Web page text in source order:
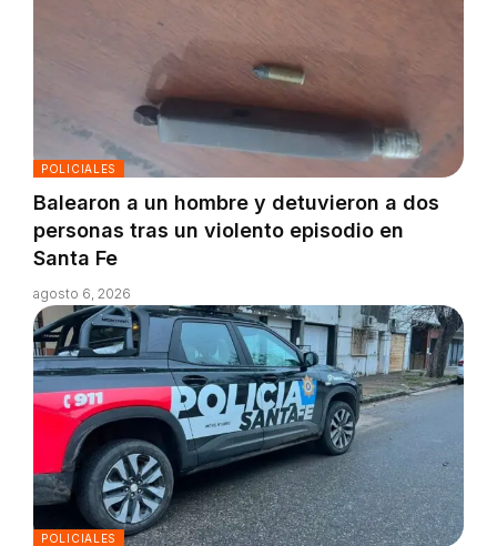
POLICIALES
Balearon a un hombre y detuvieron a dos
personas tras un violento episodio en
Santa Fe
agosto 6, 2026
POLICIALES